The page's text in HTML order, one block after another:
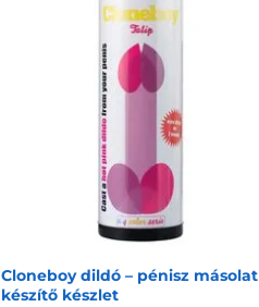
Cloneboy dildó – pénisz másolat
készítő készlet